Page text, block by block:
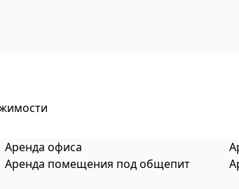
Аренда офиса
Аренда помещения под общепит